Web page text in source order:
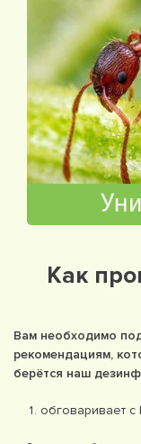
Как
Вам необходимо
рекомендациям,
берётся наш
обговаривает